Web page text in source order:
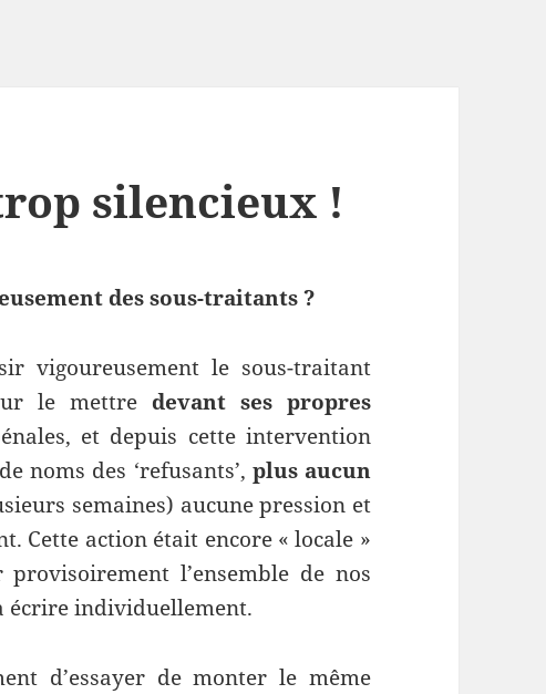
silencieux !
des sous-traitants ?
vigoureusement le sous-traitant
le mettre devant ses propres
et depuis cette intervention
noms des ‘refusants’, plus aucun
semaines) aucune pression et
Cette action était encore « locale »
l’ensemble de nos
écrire individuellement.
d’essayer de monter le même